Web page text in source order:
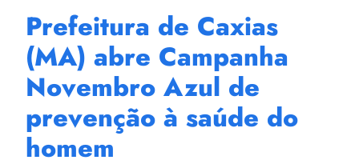
Prefeitura de Caxias
(MA) abre Campanha
Novembro Azul de
prevenção à saúde do
homem